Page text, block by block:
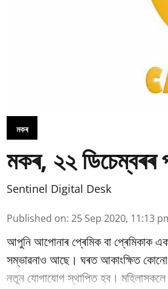
মকৰ
মকৰ, ২২ ডিচেম্বৰৰ
Sentinel Digital Desk
Published on: 25 Sep 2020, 11:13
আপুনি আপোনাৰ প্ৰেমিক বা প্ৰেমিকাক
সম্ভাৱনাও আছে। ঘৰত আকাংক্ষিত কোনো
নতুন যোগাযোগ স্থাপিত হব। মহিলাসকলে